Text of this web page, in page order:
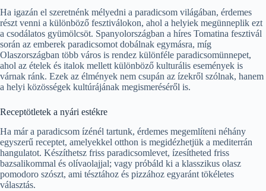
Ha igazán el szeretnénk mélyedni a paradicsom világában, érdemes
részt venni a különböző fesztiválokon, ahol a helyiek megünneplik ezt
a csodálatos gyümölcsöt. Spanyolországban a híres Tomatina fesztivál
során az emberek paradicsomot dobálnak egymásra, míg
Olaszországban több város is rendez különféle paradicsomünnepet,
ahol az ételek és italok mellett különböző kulturális események is
várnak ránk. Ezek az élmények nem csupán az ízekről szólnak, hanem
a helyi közösségek kultúrájának megismeréséről is.
Receptötletek a nyári estékre
Ha már a paradicsom ízénél tartunk, érdemes megemlíteni néhány
egyszerű receptet, amelyekkel otthon is megidézhetjük a mediterrán
hangulatot. Készíthetsz friss paradicsomlevet, ízesítheted friss
bazsalikommal és olívaolajjal; vagy próbáld ki a klasszikus olasz
pomodoro szószt, ami tésztához és pizzához egyaránt tökéletes
választás.